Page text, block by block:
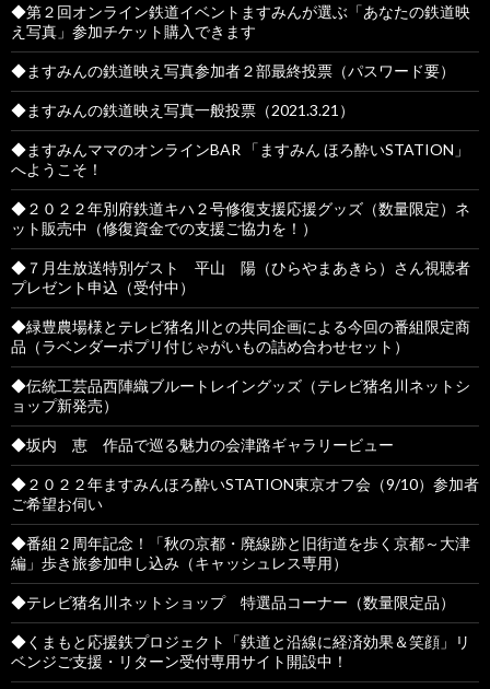
◆第２回オンライン鉄道イベントますみんが選ぶ「あなたの鉄道映
え写真」参加チケット購入できます
◆ますみんの鉄道映え写真参加者２部最終投票（パスワード要）
◆ますみんの鉄道映え写真一般投票（2021.3.21）
◆ますみんママのオンラインBAR 「ますみん ほろ酔いSTATION」
へようこそ！
◆２０２２年別府鉄道キハ２号修復支援応援グッズ（数量限定）ネ
ット販売中（修復資金での支援ご協力を！）
◆７月生放送特別ゲスト 平山 陽（ひらやまあきら）さん視聴者
プレゼント申込（受付中）
◆緑豊農場様とテレビ猪名川との共同企画による今回の番組限定商
品（ラベンダーポプリ付じゃがいもの詰め合わせセット）
◆伝統工芸品西陣織ブルートレイングッズ（テレビ猪名川ネットシ
ョップ新発売）
◆坂内 恵 作品で巡る魅力の会津路ギャラリービュー
◆２０２２年ますみんほろ酔いSTATION東京オフ会（9/10）参加者
ご希望お伺い
◆番組２周年記念！「秋の京都・廃線跡と旧街道を歩く京都～大津
編」歩き旅参加申し込み（キャッシュレス専用）
◆テレビ猪名川ネットショップ 特選品コーナー（数量限定品）
◆くまもと応援鉄プロジェクト「鉄道と沿線に経済効果＆笑顔」リ
ベンジご支援・リターン受付専用サイト開設中！